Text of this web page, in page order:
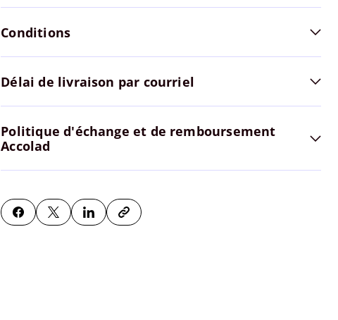
Conditions
Délai de livraison par courriel
Politique d'échange et de remboursement
Accolad